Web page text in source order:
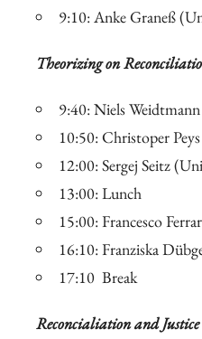
9:10: Anke Graneß
Theorizing on
9:40: Niels
10:50: Christoper
12:00: Sergej Seitz
13:00: Lunch
15:00: Francesco
16:10: Franziska
17:10 Break
Reconcialiation and